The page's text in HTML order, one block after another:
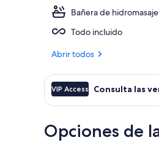
Bañera de hidromasaje
Todo incluido
Abrir todos
VIP Access Consulta las
Opciones de